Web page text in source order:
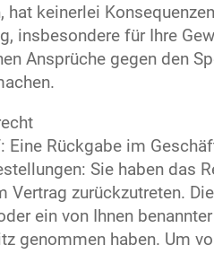
hat keinerlei
insbesondere für Ihre
Ansprüche gegen den
Eine Rückgabe im
Sie haben das
Vertrag zurückzutreten.
ein von Ihnen
genommen haben. Um